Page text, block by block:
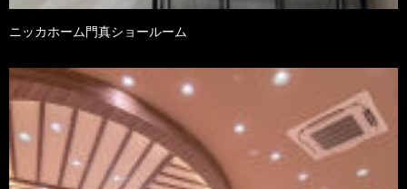
ニッカホーム門真ショールーム